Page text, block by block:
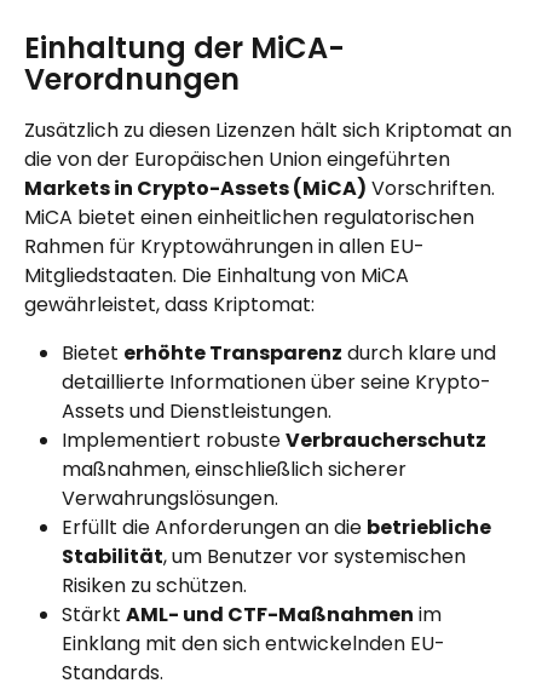
Einhaltung der MiCA-
Verordnungen
Zusätzlich zu diesen Lizenzen hält sich Kriptomat an
die von der Europäischen Union eingeführten
Markets in Crypto-Assets (MiCA) Vorschriften.
MiCA bietet einen einheitlichen regulatorischen
Rahmen für Kryptowährungen in allen EU-
Mitgliedstaaten. Die Einhaltung von MiCA
gewährleistet, dass Kriptomat:
Bietet erhöhte Transparenz durch klare und
detaillierte Informationen über seine Krypto-
Assets und Dienstleistungen.
Implementiert robuste Verbraucherschutz
maßnahmen, einschließlich sicherer
Verwahrungslösungen.
Erfüllt die Anforderungen an die betriebliche
Stabilität, um Benutzer vor systemischen
Risiken zu schützen.
Stärkt AML- und CTF-Maßnahmen im
Einklang mit den sich entwickelnden EU-
Standards.